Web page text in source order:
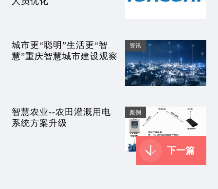
城市更“聪明”生活更“智
慧”重庆智慧城市建设观察
资讯
智慧农业--农田灌溉用电
系统方案升级
案例
下一篇